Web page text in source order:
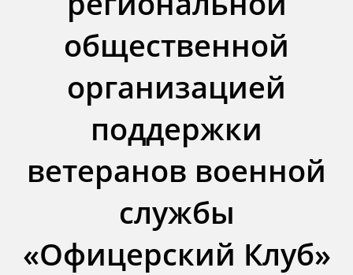
общественной
организацией
поддержки
ветеранов военной
службы
«Офицерский Клуб»